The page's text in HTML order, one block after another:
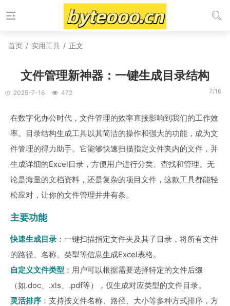
首页 / 实用工具 / 正文
文件管理新神器：一键生成目录结构
2025-7-16 472 7/16
在数字化办公时代，文件管理的效率直接影响到我们的工作效
率。目录结构生成工具以其简洁的操作和强大的功能，成为文
件管理的得力助手。它能够快速扫描指定文件夹内的文件，并
生成详细的Excel目录，方便用户进行分类、查找和管理。无
论是海量的文档资料，还是复杂的项目文件，这款工具都能轻
松应对，让你的文件管理井井有条。
主要功能
快速生成目录 ：一键扫描指定文件夹及其子目录，将所有文件
的路径、名称、类型等信息生成Excel表格。
自定义文件类型 ：用户可以根据需要选择特定的文件后缀
（如.doc、.xls、.pdf等），仅生成对应类型的文件目录。
灵活排序 ：支持按文件名称、路径、大小等多种方式排序，方